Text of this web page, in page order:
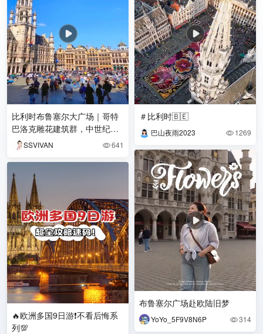
比利时布鲁塞尔大广场｜哥特
巴洛克雕花建筑群，中世纪欧
式浪漫
SSVIVAN 641
🔥欧洲多国9日游❗不看后悔系
列💯
＃比利时🇧🇪
巴山夜雨2023  1269
布鲁塞尔广场赴欧陆旧梦
YoYo_5F9V8N6P 314